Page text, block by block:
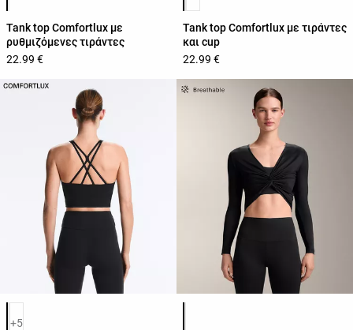
Tank top Comfortlux με
ρυθμιζόμενες τιράντες
22.99 €
Tank top Comfortlux με τιράντες
και cup
22.99 €
Λίστα χρωμάτων προϊόντος
+5
Λίστα χρωμάτων προϊόντος